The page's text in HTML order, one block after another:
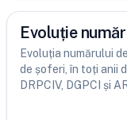
Evoluție
Evoluția numărului
de șoferi, în toți anii
DRPCIV, DGPCI și